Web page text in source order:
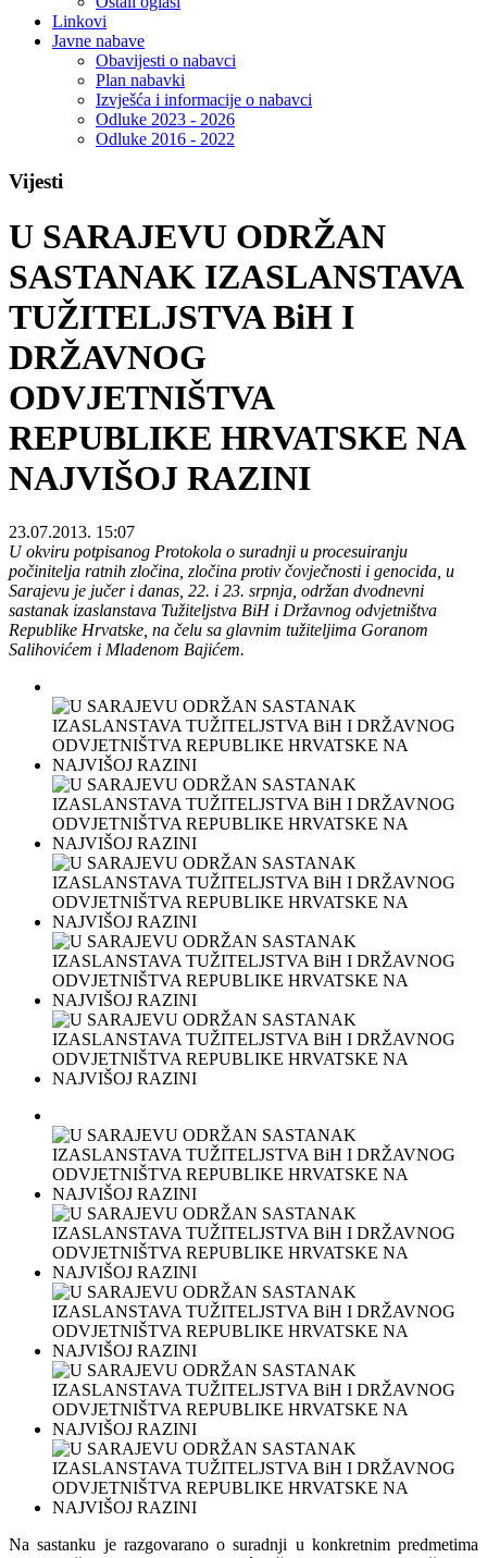
Linkovi
Javne nabave
Obavijesti o nabavci
Plan nabavki
Izvješća i informacije o nabavci
Odluke 2023 - 2026
Odluke 2016 - 2022
Vijesti
U SARAJEVU ODRŽAN
SASTANAK IZASLANSTAVA
TUŽITELJSTVA BiH I
DRŽAVNOG
ODVJETNIŠTVA
REPUBLIKE HRVATSKE NA
NAJVIŠOJ RAZINI
23.07.2013. 15:07
U okviru potpisanog Protokola o suradnji u procesuiranju
počinitelja ratnih zločina, zločina protiv čovječnosti i genocida, u
Sarajevu je jučer i danas, 22. i 23. srpnja, održan dvodnevni
sastanak izaslanstava Tužiteljstva BiH i Državnog odvjetništva
Republike Hrvatske, na čelu sa glavnim tužiteljima Goranom
Salihovićem i Mladenom Bajićem.
Na sastanku je razgovarano o suradnji u konkretnim predmetima